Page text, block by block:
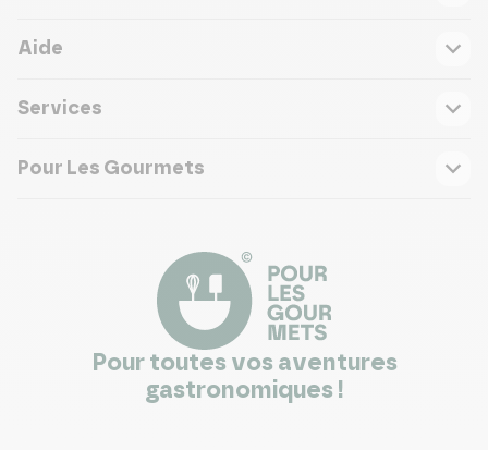
Aide
Services
Pour Les Gourmets
Pour toutes vos aventures
gastronomiques !